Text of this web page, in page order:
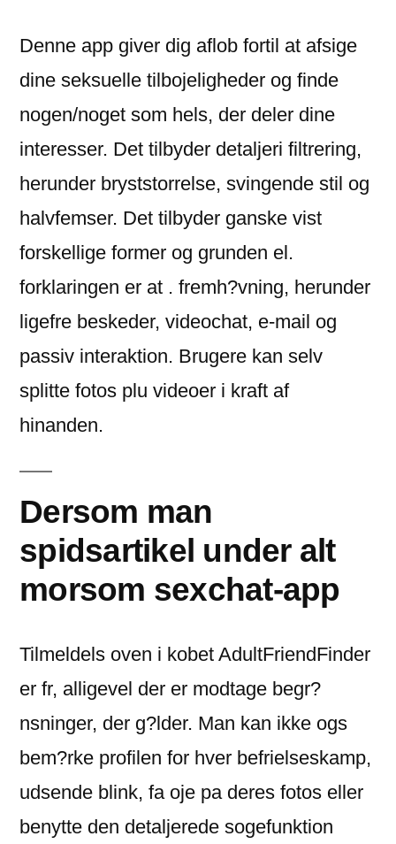
Denne app giver dig aflob fortil at afsige
dine seksuelle tilbojeligheder og finde
nogen/noget som hels, der deler dine
interesser. Det tilbyder detaljeri filtrering,
herunder bryststorrelse, svingende stil og
halvfemser. Det tilbyder ganske vist
forskellige former og grunden el.
forklaringen er at . fremh?vning, herunder
ligefre beskeder, videochat, e-mail og
passiv interaktion. Brugere kan selv
splitte fotos plu videoer i kraft af
hinanden.
Dersom man
spidsartikel under alt
morsom sexchat-app
Tilmeldels oven i kobet AdultFriendFinder
er fr, alligevel der er modtage begr?
nsninger, der g?lder. Man kan ikke ogs
bem?rke profilen for hver befrielseskamp,
udsende blink, fa oje pa deres fotos eller
benytte den detaljerede sogefunktion